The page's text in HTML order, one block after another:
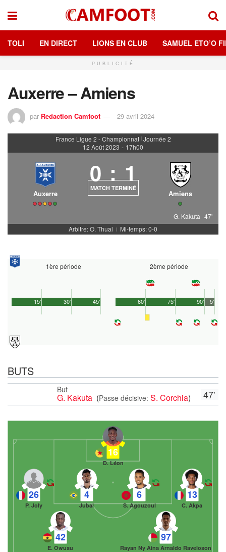
TOLI EN DIRECT LIONS EN CLUB SAMUEL ETO’O
PUBLICITÉ
Auxerre – Amiens
par Redaction Camfoot 29 avril 2024
France Ligue 2 - Championnat | Journée 2
12 Août 2023 - 17h00
Auxerre
0 : 1
MATCH TERMINÉ
Amiens
G. Kakuta 47'
Arbitre: O. Thual
| Mi-temps: 0-0
1ère période
45'
15' 30'
2ème période
90'
60' 75' 5'
BUTS
47'
But
G. Kakuta (Passe décisive: S. Corchia)
16
D. Léon
13
C. Akpa
6
S. Agouzoul
4
Jubal
26
P. Joly
97
Rayan Ny Aina Arnaldo Raveloson
42
E. Owusu